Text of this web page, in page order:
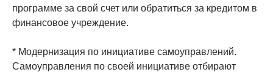
программе за свой счет или обратиться за кредитом в
финансовое учреждение.
* Модернизация по инициативе самоуправлений.
Самоуправления по своей инициативе отбирают